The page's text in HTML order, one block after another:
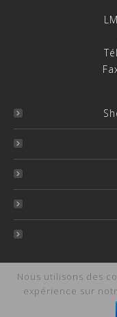
Copyright LMCS -
:
Nous utilisons des
expérience sur